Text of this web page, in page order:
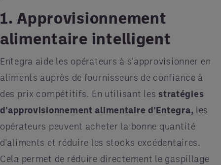
1. Approvisionnement
alimentaire intelligent
Entegra aide les opérateurs à s'approvisionner en
aliments auprès de fournisseurs de confiance à
des prix compétitifs. En utilisant lesstratégies
d'approvisionnement alimentaire d'Entegra, les
opérateurs peuvent acheter la bonne quantité
d'aliments et réduire les stocks excédentaires.
Cela permet de réduire directement le gaspillage